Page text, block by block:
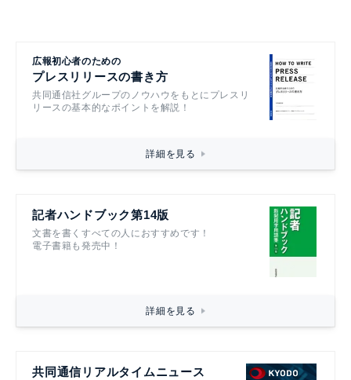
広報初心者のための
プレスリリースの書き方
共同通信社グループのノウハウをもとにプレスリ
リースの基本的なポイントを解説！
詳細を見る
記者ハンドブック第14版
文書を書くすべての人におすすめです！
電子書籍も発売中！
詳細を見る
共同通信リアルタイムニュース